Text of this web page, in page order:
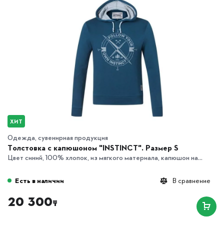
ХИТ
Одежда, сувенирная продукция
Толстовка с капюшоном "INSTINCT". Размер S
Цвет синий, 100% хлопок, из мягкого материала, капюшон на...
В сравнение
Есть в наличии
20 300₸